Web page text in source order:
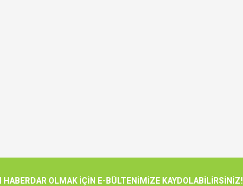
OLMAK İÇİN E-BÜLTENİMİZE KAYDOLABİLİRSİNİZ!